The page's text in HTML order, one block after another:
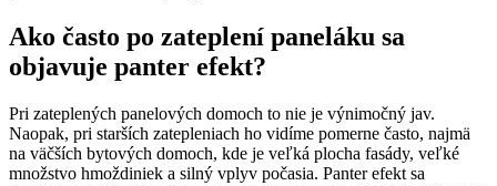
Ako často po zateplení paneláku sa
objavuje panter efekt?
Pri zateplených panelových domoch to nie je výnimočný jav.
Naopak, pri starších zatepleniach ho vidíme pomerne často, najmä
na väčších bytových domoch, kde je veľká plocha fasády, veľké
množstvo hmoždiniek a silný vplyv počasia. Panter efekt sa